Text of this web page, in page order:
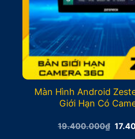
Màn Hình Android
Giới Hạn Có
19.400.000₫ Giá